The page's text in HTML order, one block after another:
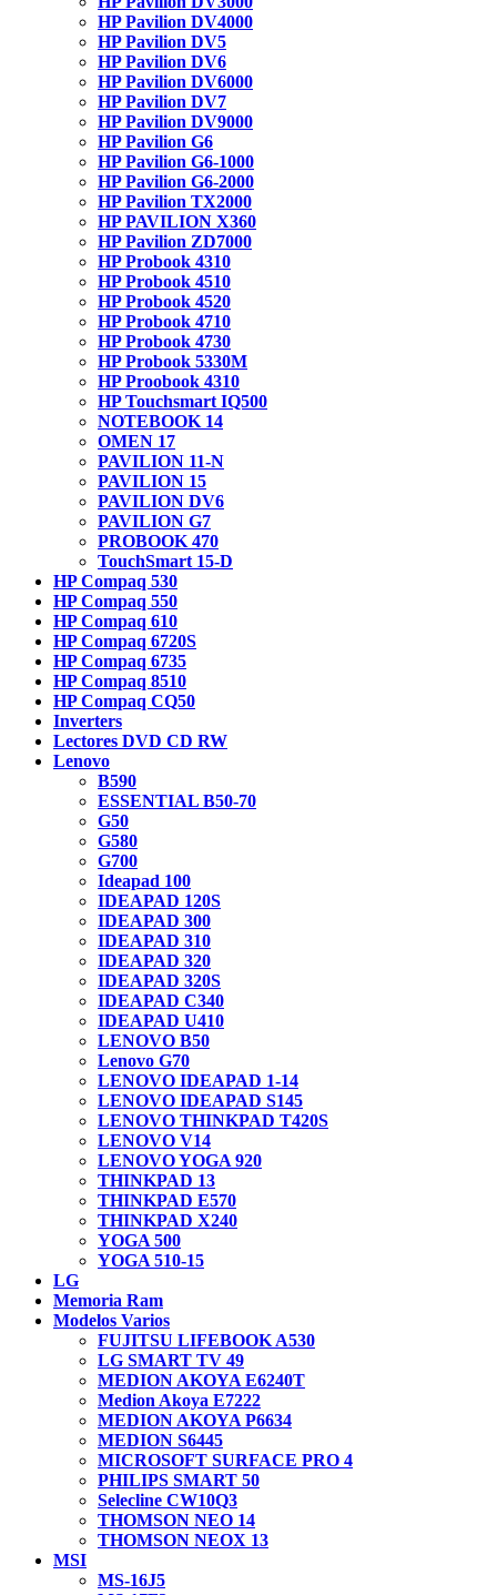
HP Pavilion DV4000
HP Pavilion DV5
HP Pavilion DV6
HP Pavilion DV6000
HP Pavilion DV7
HP Pavilion DV9000
HP Pavilion G6
HP Pavilion G6-1000
HP Pavilion G6-2000
HP Pavilion TX2000
HP PAVILION X360
HP Pavilion ZD7000
HP Probook 4310
HP Probook 4510
HP Probook 4520
HP Probook 4710
HP Probook 4730
HP Probook 5330M
HP Proobook 4310
HP Touchsmart IQ500
NOTEBOOK 14
OMEN 17
PAVILION 11-N
PAVILION 15
PAVILION DV6
PAVILION G7
PROBOOK 470
TouchSmart 15-D
HP Compaq 530
HP Compaq 550
HP Compaq 610
HP Compaq 6720S
HP Compaq 6735
HP Compaq 8510
HP Compaq CQ50
Inverters
Lectores DVD CD RW
Lenovo
B590
ESSENTIAL B50-70
G50
G580
G700
Ideapad 100
IDEAPAD 120S
IDEAPAD 300
IDEAPAD 310
IDEAPAD 320
IDEAPAD 320S
IDEAPAD C340
IDEAPAD U410
LENOVO B50
Lenovo G70
LENOVO IDEAPAD 1-14
LENOVO IDEAPAD S145
LENOVO THINKPAD T420S
LENOVO V14
LENOVO YOGA 920
THINKPAD 13
THINKPAD E570
THINKPAD X240
YOGA 500
YOGA 510-15
LG
Memoria Ram
Modelos Varios
FUJITSU LIFEBOOK A530
LG SMART TV 49
MEDION AKOYA E6240T
Medion Akoya E7222
MEDION AKOYA P6634
MEDION S6445
MICROSOFT SURFACE PRO 4
PHILIPS SMART 50
Selecline CW10Q3
THOMSON NEO 14
THOMSON NEOX 13
MSI
MS-16J5